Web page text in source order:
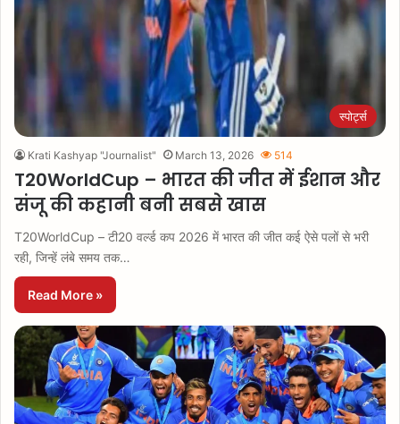
स्पोर्ट्स
Krati Kashyap "Journalist" March 13, 2026 514
T20WorldCup – भारत की जीत में ईशान और
संजू की कहानी बनी सबसे खास
T20WorldCup – टी20 वर्ल्ड कप 2026 में भारत की जीत कई ऐसे पलों से भरी
रही, जिन्हें लंबे समय तक…
Read More »